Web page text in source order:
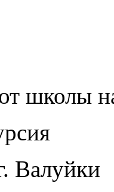
школы
Валуйки